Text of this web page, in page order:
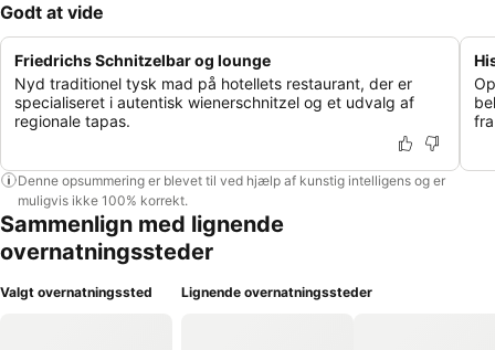
Godt at vide
Friedrichs Schnitzelbar og lounge
Nyd traditionel tysk mad på hotellets restaurant, der er
specialiseret i autentisk wienerschnitzel og et udvalg af
regionale tapas.
Denne opsummering er blevet til ved hjælp af kunstig intelligens og er
muligvis ikke 100% korrekt.
Sammenlign med lignende
overnatningssteder
Valgt overnatningssted Lignende overnatningssteder